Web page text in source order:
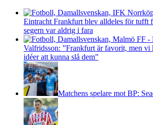
Eintracht Frankfurt blev alldeles för tufft
segern var aldrig i fara
Valfridsson: ”Frankfurt är favorit, men vi
idéer att kunna slå dem”
Matchens spelare mot BP: